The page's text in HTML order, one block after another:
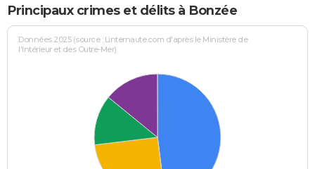
Principaux crimes et délits à Bonzée
Données 2025 (source : Linternaute.com d'après le Ministère de
l'Intérieur et des Outre-Mer)